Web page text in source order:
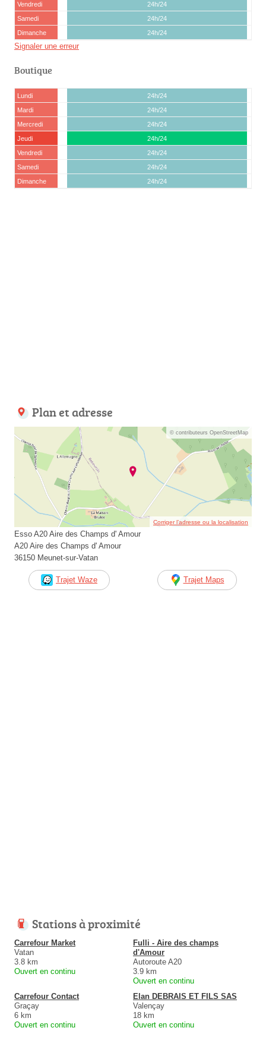
Vendredi
24h/24
Samedi
24h/24
Dimanche
24h/24
Signaler une erreur
Boutique
Lundi
24h/24
Mardi
24h/24
Mercredi
24h/24
Jeudi
24h/24
Vendredi
24h/24
Samedi
24h/24
Dimanche
24h/24
Plan et adresse
© contributeurs OpenStreetMap
Corriger l’adresse ou la localisation
Esso A20 Aire des Champs d' Amour
A20 Aire des Champs d' Amour
36150 Meunet-sur-Vatan
Trajet Waze Trajet Maps
Stations à proximité
Carrefour Market
Vatan
3.8 km
Ouvert en continu
Fulli - Aire des champs
d'Amour
Autoroute A20
3.9 km
Ouvert en continu
Carrefour Contact
Graçay
6 km
Ouvert en continu
Elan DEBRAIS ET FILS SAS
Valençay
18 km
Ouvert en continu